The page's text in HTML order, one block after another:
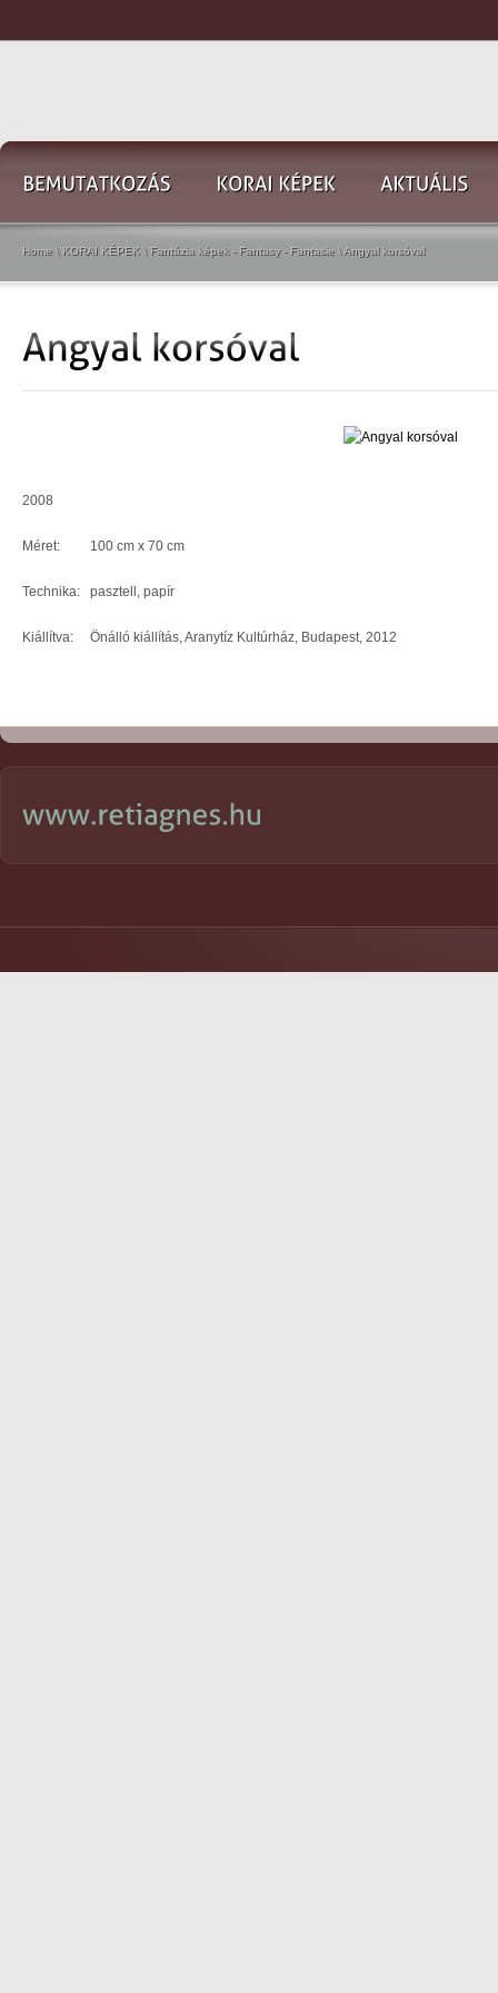
Home \ KORAI KÉPEK \ Fantázia képek - Fantasy - Fantasie \ Angyal korsóval
2008
Méret: 100 cm x 70 cm
Technika: pasztell, papír
Kiállítva: Önálló kiállítás, Aranytíz Kultúrház, Budapest, 2012